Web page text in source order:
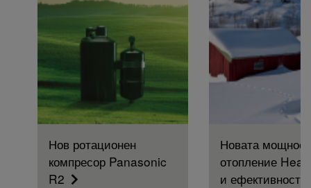
Нов ротационен
компресор Panasonic
R2
Новата
отопление
и